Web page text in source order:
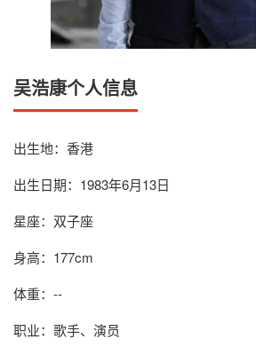
吴浩康个人信息
出生地：香港
出生日期：1983年6月13日
星座：双子座
身高：177cm
体重：--
职业：歌手、演员